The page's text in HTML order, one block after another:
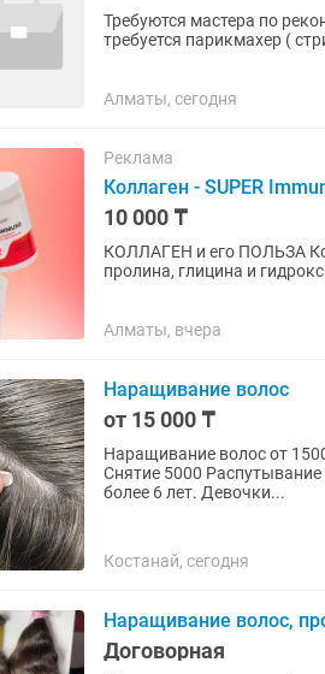
Требуются мастера по
требуется парикмахер (
Алматы, сегодня
Реклама
Коллаген - SUPER
10 000 ₸
КОЛЛАГЕН и его ПОЛЬЗА Коллаген это нерастворимый белок, состоит из трех аминокислот:
пролина, глицина и гидроксипролина. Благодаря коллагену
Алматы, вчера
Наращивание волос
от 15 000 ₸
Наращивание волос от 15000 тг за работу 100гр.
Снятие 5000
более 6 лет. Девочки...
Костанай, сегодня
Наращивание волос,
Договорная